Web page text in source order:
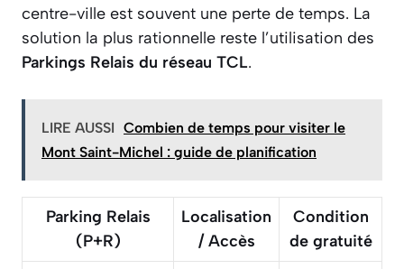
centre-ville est souvent une perte de temps. La
solution la plus rationnelle reste l’utilisation des
Parkings Relais du réseau TCL.
LIRE AUSSI Combien de temps pour visiter le
Mont Saint-Michel : guide de planification
Parking Relais
(P+R)
Localisation
/ Accès
Condition
de gratuité